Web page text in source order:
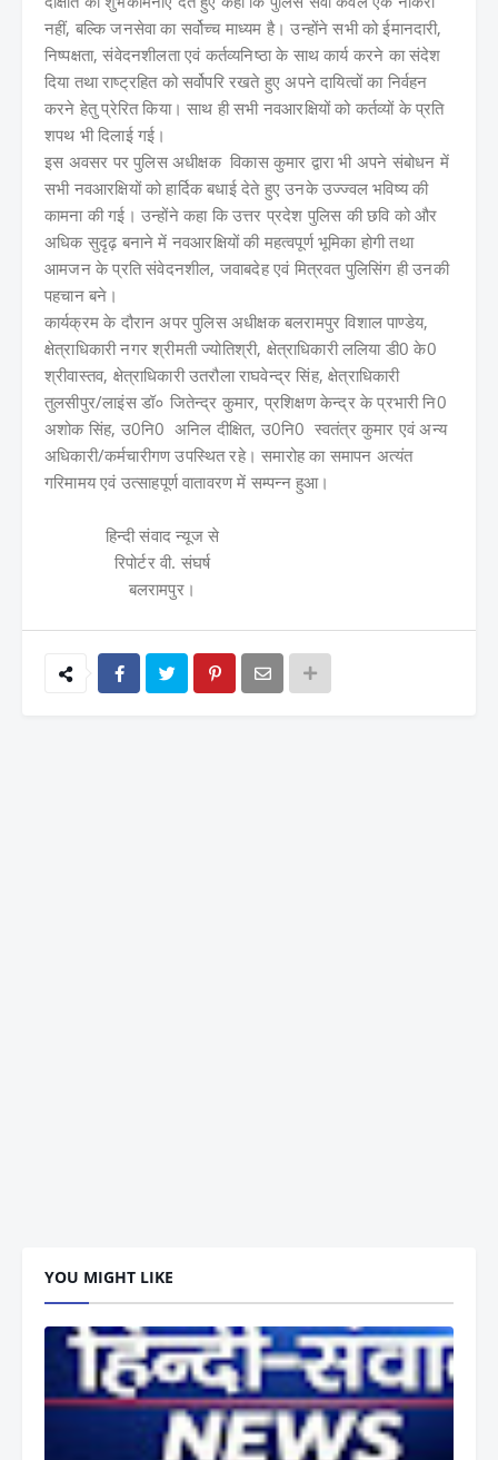
नहीं, बल्कि जनसेवा का सर्वोच्च माध्यम है। उन्होंने सभी को ईमानदारी,
निष्पक्षता, संवेदनशीलता एवं कर्तव्यनिष्ठा के साथ कार्य करने का संदेश
दिया तथा राष्ट्रहित को सर्वोपरि रखते हुए अपने दायित्वों का निर्वहन
करने हेतु प्रेरित किया। साथ ही सभी नवआरक्षियों को कर्तव्यों के प्रति
शपथ भी दिलाई गई।
इस अवसर पर पुलिस अधीक्षक विकास कुमार द्वारा भी अपने संबोधन में
सभी नवआरक्षियों को हार्दिक बधाई देते हुए उनके उज्ज्वल भविष्य की
कामना की गई। उन्होंने कहा कि उत्तर प्रदेश पुलिस की छवि को और
अधिक सुदृढ़ बनाने में नवआरक्षियों की महत्वपूर्ण भूमिका होगी तथा
आमजन के प्रति संवेदनशील, जवाबदेह एवं मित्रवत पुलिसिंग ही उनकी
पहचान बने।
कार्यक्रम के दौरान अपर पुलिस अधीक्षक बलरामपुर विशाल पाण्डेय,
क्षेत्राधिकारी नगर श्रीमती ज्योतिश्री, क्षेत्राधिकारी ललिया डी0 के0
श्रीवास्तव, क्षेत्राधिकारी उतरौला राघवेन्द्र सिंह, क्षेत्राधिकारी
तुलसीपुर/लाइंस डॉ० जितेन्द्र कुमार, प्रशिक्षण केन्द्र के प्रभारी नि0
अशोक सिंह, उ0नि0 अनिल दीक्षित, उ0नि0 स्वतंत्र कुमार एवं अन्य
अधिकारी/कर्मचारीगण उपस्थित रहे। समारोह का समापन अत्यंत
गरिमामय एवं उत्साहपूर्ण वातावरण में सम्पन्न हुआ।
हिन्दी संवाद न्यूज से
रिपोर्टर वी. संघर्ष
बलरामपुर।
YOU MIGHT LIKE